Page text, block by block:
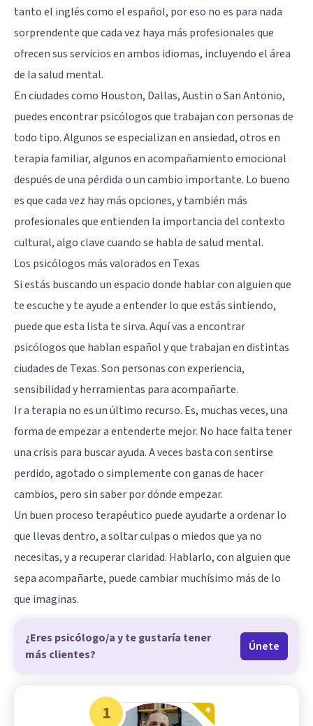
tanto el inglés como el español, por eso no es para nada
sorprendente que cada vez haya más profesionales que
ofrecen sus servicios en ambos idiomas, incluyendo el área
de la salud mental.
En ciudades como Houston, Dallas, Austin o San Antonio,
puedes encontrar psicólogos que trabajan con personas de
todo tipo. Algunos se especializan en ansiedad, otros en
terapia familiar, algunos en acompañamiento emocional
después de una pérdida o un cambio importante. Lo bueno
es que cada vez hay más opciones, y también más
profesionales que entienden la importancia del contexto
cultural, algo clave cuando se habla de salud mental.
Los psicólogos más valorados en Texas
Si estás buscando un espacio donde hablar con alguien que
te escuche y te ayude a entender lo que estás sintiendo,
puede que esta lista te sirva. Aquí vas a encontrar
psicólogos que hablan español y que trabajan en distintas
ciudades de Texas. Son personas con experiencia,
sensibilidad y herramientas para acompañarte.
Ir a terapia no es un último recurso. Es, muchas veces, una
forma de empezar a entenderte mejor. No hace falta tener
una crisis para buscar ayuda. A veces basta con sentirse
perdido, agotado o simplemente con ganas de hacer
cambios, pero sin saber por dónde empezar.
Un buen proceso terapéutico puede ayudarte a ordenar lo
que llevas dentro, a soltar culpas o miedos que ya no
necesitas, y a recuperar claridad. Hablarlo, con alguien que
sepa acompañarte, puede cambiar muchísimo más de lo
que imaginas.
¿Eres psicólogo/a y te gustaría tener
más clientes?
Únete
1